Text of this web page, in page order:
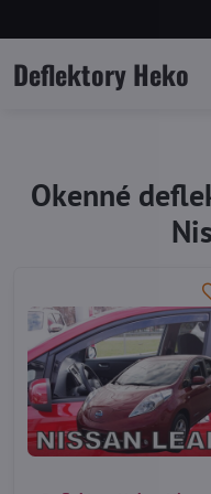
Deflektory Heko
Okenné